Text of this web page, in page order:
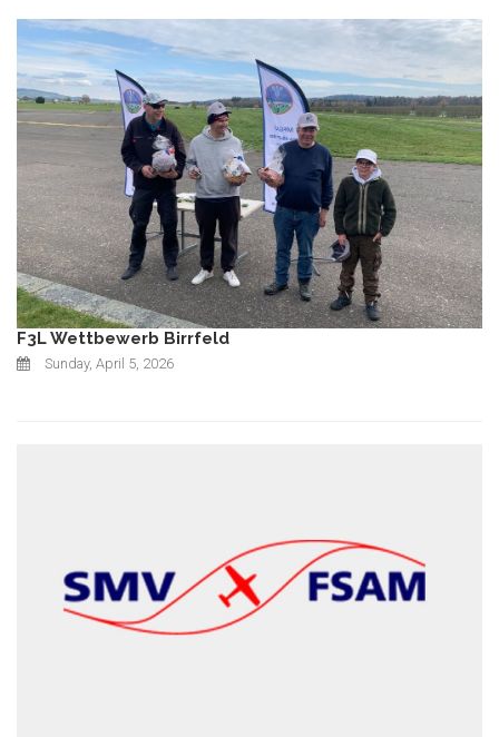
F3L Wettbewerb Birrfeld
Sunday, April 5, 2026